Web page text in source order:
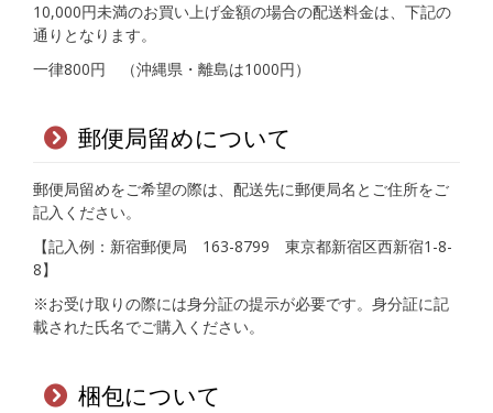
10,000円未満のお買い上げ金額の場合の配送料金は、下記の
通りとなります。
一律800円 （沖縄県・離島は1000円）
郵便局留めについて
郵便局留めをご希望の際は、配送先に郵便局名とご住所をご
記入ください。
【記入例：新宿郵便局 163-8799 東京都新宿区西新宿1-8-
8】
※お受け取りの際には身分証の提示が必要です。身分証に記
載された氏名でご購入ください。
梱包について